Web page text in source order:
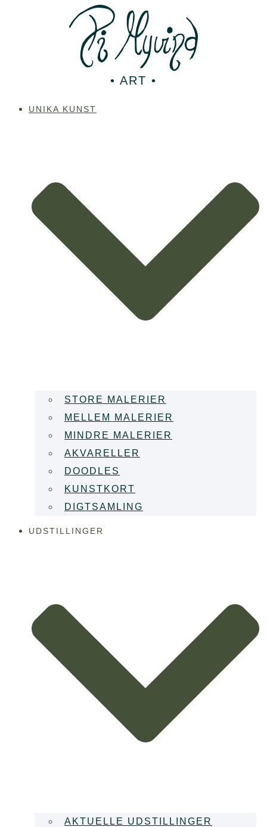
• ART •
UNIKA KUNST
STORE MALERIER
MELLEM MALERIER
MINDRE MALERIER
AKVARELLER
DOODLES
KUNSTKORT
DIGTSAMLING
UDSTILLINGER
AKTUELLE UDSTILLINGER